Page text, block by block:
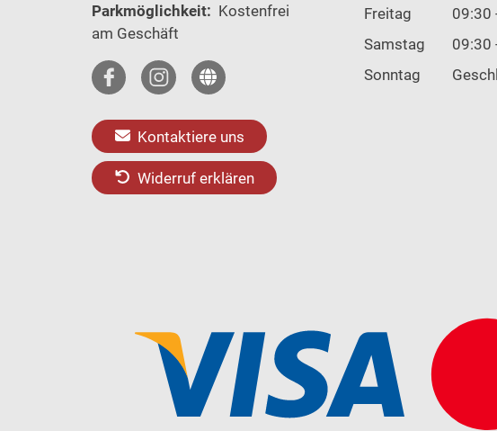
Parkmöglichkeit: Kostenfrei
am Geschäft
Kontaktiere uns
Widerruf erklären
Freitag
09:30
Samstag
09:30
Sonntag